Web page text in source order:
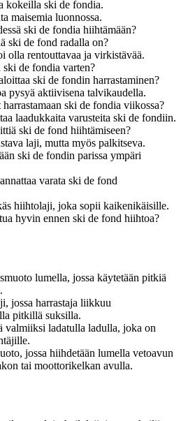
kokeilla ski de fondia.
maisemia luonnossa.
ski de fondia hiihtämään?
ski de fond radalla on?
olla rentouttavaa ja virkistävää.
de fondia varten?
ski de fondin harrastaminen?
pysyä aktiivisena talvikaudella.
ski de fondia viikossa?
laadukkaita varusteita ski de fondiin.
ski de fond hiihtämiseen?
laji, mutta myös palkitseva.
ski de fondin parissa ympäri
varata ski de fond
hiihtolaji, joka sopii kaikenikäisille.
hyvin ennen ski de fond hiihtoa?
lumella, jossa käytetään pitkiä
jossa harrastaja liikkuu
pitkillä suksilla.
valmiiksi ladatulla ladulla, joka on
jossa hiihdetään lumella vetoavun
tai moottorikelkan avulla.